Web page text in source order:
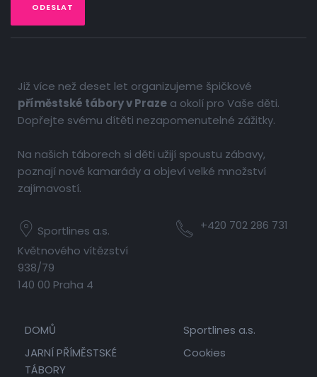
ODESLAT
Již více než deset let organizujeme špičkové
příměstské tábory v Praze a okolí pro Vaše děti.
Dopřejte svému dítěti nezapomenutelné zážitky.
Na našich táborech si děti užijí spoustu zábavy,
poznají nové kamarády a objeví velké množství
zajímavostí.
Sportlines a.s.
Květnového vítězství
938/79
140 00 Praha 4
+420 702 286 731
DOMŮ
JARNÍ PŘÍMĚSTSKÉ
TÁBORY
Sportlines a.s.
Cookies